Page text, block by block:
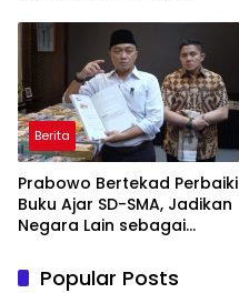
Berita
Prabowo Bertekad Perbaiki
Buku Ajar SD-SMA, Jadikan
Negara Lain sebagai
Popular Posts